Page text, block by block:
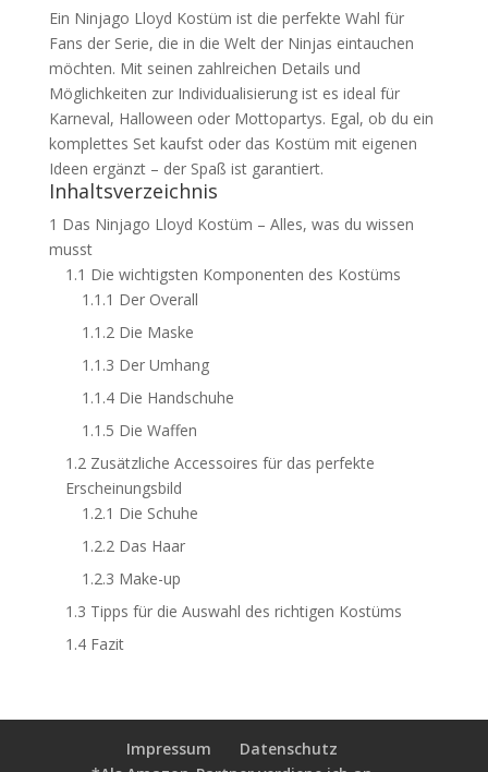
Ein Ninjago Lloyd Kostüm ist die perfekte Wahl für
Fans der Serie, die in die Welt der Ninjas eintauchen
möchten. Mit seinen zahlreichen Details und
Möglichkeiten zur Individualisierung ist es ideal für
Karneval, Halloween oder Mottopartys. Egal, ob du ein
komplettes Set kaufst oder das Kostüm mit eigenen
Ideen ergänzt – der Spaß ist garantiert.
Inhaltsverzeichnis
1 Das Ninjago Lloyd Kostüm – Alles, was du wissen
musst
1.1 Die wichtigsten Komponenten des Kostüms
1.1.1 Der Overall
1.1.2Die Maske
1.1.3 Der Umhang
1.1.4Die Handschuhe
1.1.5 Die Waffen
1.2Zusätzliche Accessoires für das perfekte
Erscheinungsbild
1.2.1 Die Schuhe
1.2.2Das Haar
1.2.3 Make-up
1.3 Tipps für die Auswahl des richtigen Kostüms
1.4Fazit
Impressum
Datenschutz